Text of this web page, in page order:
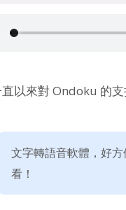
以來對 Ondoku 的支
文字轉語音軟體，好
看！